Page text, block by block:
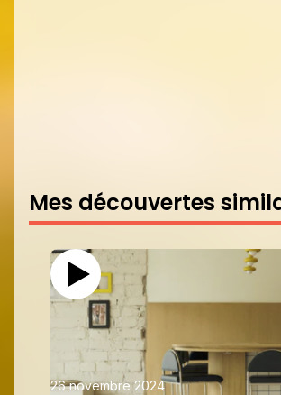
Mes découvertes
26 novembre 2024